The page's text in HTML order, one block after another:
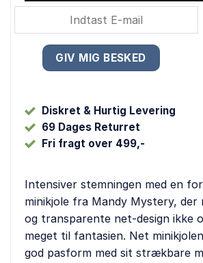
Diskret & Hurtig Levering
69 Dages Returret
Fri fragt over 499,-
Intensiver stemningen med en
minikjole fra Mandy Mystery,
og transparente net-design ikke
meget til fantasien. Net
god pasform med sit strækbare